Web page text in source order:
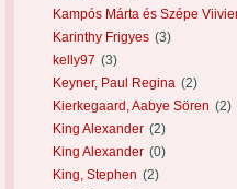
Kampós Márta és Szépe
Karinthy Frigyes (3)
kelly97 (3)
Keyner, Paul Regina (2)
Kierkegaard, Aabye Sören (2)
King Alexander (2)
King Alexander (0)
King, Stephen (2)